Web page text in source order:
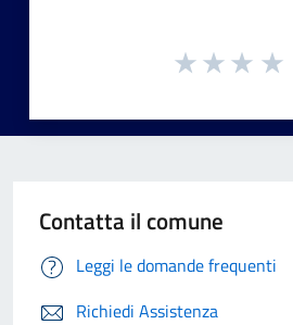
Contatta il comune
Leggi le domande frequenti
Richiedi Assistenza